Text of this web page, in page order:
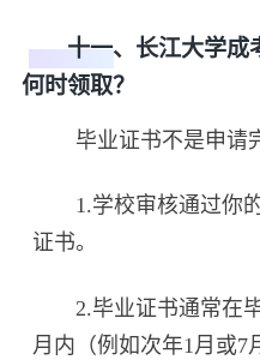
十一、长江大学成
何时领取？
毕业证书不是申请完
1.学校审核通过你的
证书。
2.毕业证书通常在毕
月内（例如次年1月或7